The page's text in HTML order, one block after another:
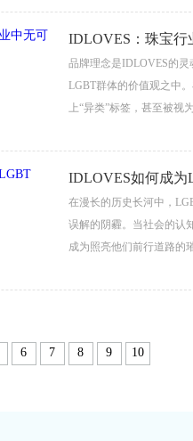
IDLOVES：珠宝行
品牌理念是IDLOVES的
LGBT群体的价值观之中
上“异类”标签，甚至被
IDLOVES如何成为
在漫长的历史长河中，
误解的阴霾。当社会的认
成为照亮他们前行道路的
LGBT群体的珍贵福音。...
6 7 8 9 10